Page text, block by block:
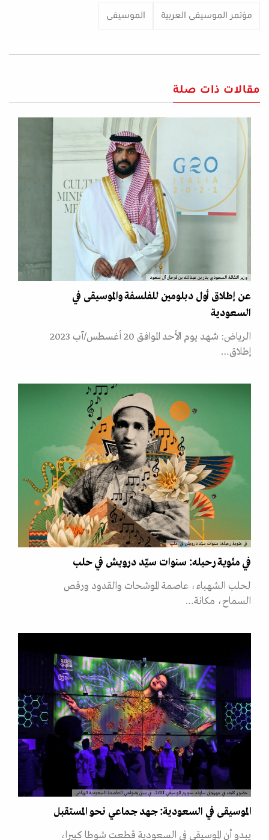
مؤتمر الموسيقى العربية الموسيقى
مقالات ذات صلة
وزير الثقافة السعودي بدر بن عبدالله بن فرحان آل سعود
عن إطلاق أول دبلومين للفلسفة والموسيقى في
السعودية
الرياض: شهد يوم الأحد الموافق 20 أغسطس/آب 2023
إطلاق…
في مئوية رحيله: سنوات سيّد درويش في حلب
في مئوية رحيله: سنوات سيّد درويش في حلب
لحلب الشهباء، عاصمة الموشحات والقدود ورقص
السماح، مكانة…
حضور كثيف في مهرجان ساوند ستورم الموسيقي 2021، في بنيان بضواحي العاصمة السعودية الرياض
الموسيقى في السعودية: جهد جماعي نحو المستقبل
يبدو أن الموسيقى في السعودية قطعت شوطا كبيرا،